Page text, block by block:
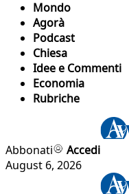
Mondo
Agorà
Podcast
Chiesa
Idee e Commenti
Economia
Rubriche
Abbonati
Accedi
August 6, 2026